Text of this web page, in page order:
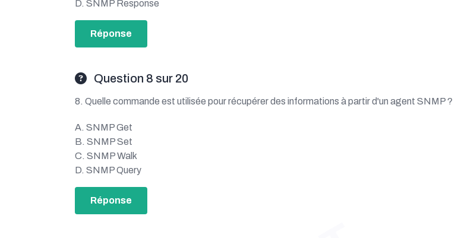
D. SNMP Response
Réponse
Question 8 sur 20
8. Quelle commande est utilisée pour récupérer des informations à partir d'un agent SNMP ?
A. SNMP Get
B. SNMP Set
C. SNMP Walk
D. SNMP Query
Réponse